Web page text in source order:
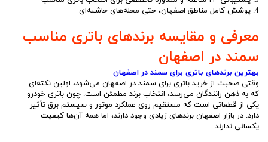
4. پوشش کامل مناطق اصفهان، حتی محله‌های حاشیه‌ای
معرفی و مقایسه برندهای باتری مناسب
سمند در اصفهان
بهترین برندهای باتری برای سمند در اصفهان
وقتی صحبت از خرید باتری برای سمند در اصفهان می‌شود، اولین نکته‌ای
که به ذهن رانندگان می‌رسد، انتخاب برند مطمئن است. چون باتری خودرو
یکی از قطعاتی است که مستقیم روی عملکرد موتور و سیستم برق تأثیر
دارد. در بازار اصفهان برندهای زیادی وجود دارند، اما همه آن‌ها کیفیت
یکسانی ندارند.